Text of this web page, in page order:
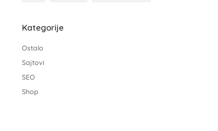
Kategorije
Ostalo
Sajtovi
SEO
Shop